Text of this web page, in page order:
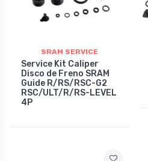
SRAM SERVICE
Service Kit Caliper
Disco de Freno SRAM
Guide R/RS/RSC-G2
RSC/ULT/R/RS-LEVEL
4P